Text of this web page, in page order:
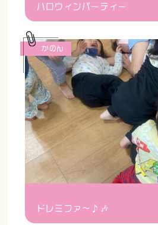
ハロウィンパーティー
ドレミファ〜♪🎶
かのん